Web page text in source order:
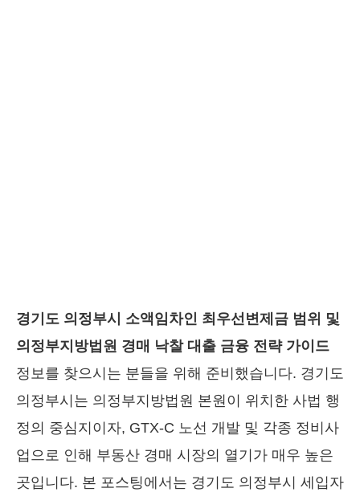
경기도 의정부시 소액임차인 최우선변제금 범위 및
의정부지방법원 경매 낙찰 대출 금융 전략 가이드
정보를 찾으시는 분들을 위해 준비했습니다. 경기도
의정부시는 의정부지방법원 본원이 위치한 사법 행
정의 중심지이자, GTX-C 노선 개발 및 각종 정비사
업으로 인해 부동산 경매 시장의 열기가 매우 높은
곳입니다. 본 포스팅에서는 경기도 의정부시 세입자